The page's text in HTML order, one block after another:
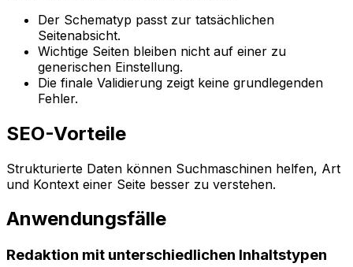
Der Schematyp passt zur tatsächlichen
Seitenabsicht.
Wichtige Seiten bleiben nicht auf einer zu
generischen Einstellung.
Die finale Validierung zeigt keine grundlegenden
Fehler.
SEO-Vorteile
Strukturierte Daten können Suchmaschinen helfen, Art
und Kontext einer Seite besser zu verstehen.
Anwendungsfälle
Redaktion mit unterschiedlichen Inhaltstypen